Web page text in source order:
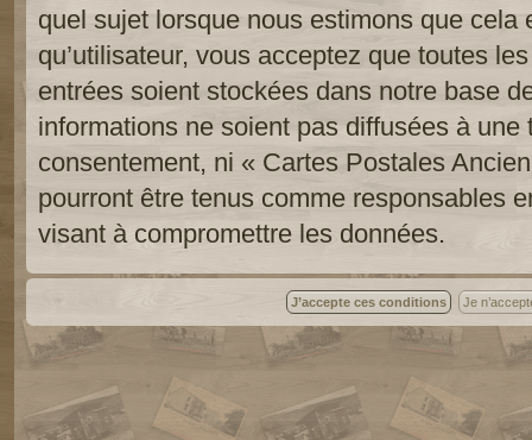
quel sujet lorsque nous estimons que cela
qu’utilisateur, vous acceptez que toutes
entrées soient stockées dans notre base
informations ne soient pas diffusées à une
consentement, ni « Cartes Postales
pourront être tenus comme responsables
visant à compromettre les données.